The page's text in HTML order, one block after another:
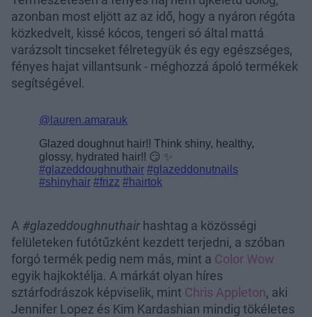
azonban most eljött az az idő, hogy a nyáron régóta
közkedvelt, kissé kócos, tengeri só által mattá
varázsolt tincseket félretegyük és egy egészséges,
fényes hajat villantsunk - méghozzá ápoló termékek
segítségével.
A #glazeddoughnuthair hashtag a közösségi
felületeken futótűzként kezdett terjedni, a szóban
forgó termék pedig nem más, mint a Color Wow
egyik hajkoktélja. A márkát olyan híres
sztárfodrászok képviselik, mint Chris Appleton, aki
Jennifer Lopez és Kim Kardashian mindig tökéletes